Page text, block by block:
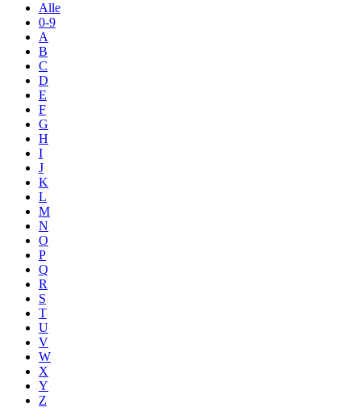
Alle
0-9
A
B
C
D
E
F
G
H
I
J
K
L
M
N
O
P
Q
R
S
T
U
V
W
X
Y
Z